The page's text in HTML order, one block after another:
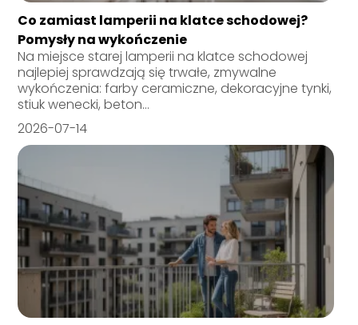
Co zamiast lamperii na klatce schodowej?
Pomysły na wykończenie
Na miejsce starej lamperii na klatce schodowej
najlepiej sprawdzają się trwałe, zmywalne
wykończenia: farby ceramiczne, dekoracyjne tynki,
stiuk wenecki, beton...
2026-07-14